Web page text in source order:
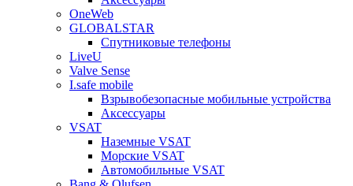
OneWeb
GLOBALSTAR
Спутниковые телефоны
LiveU
Valve Sense
I.safe mobile
Взрывобезопасные мобильные устройства
Аксессуары
VSAT
Наземные VSAT
Морские VSAT
Автомобильные VSAT